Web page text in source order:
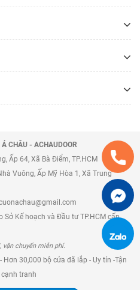
CHÂU - ACHAUDOOR
Ấp 64, Xã Bà Điểm, TP.HCM
Vuông, Ấp Mỹ Hòa 1, Xã Trung
Kế hoạch và Đầu tư TP.HCM cấp
vận chuyển miễn phí.
30,000 bộ cửa đã lắp - Uy tín -Tận
tranh